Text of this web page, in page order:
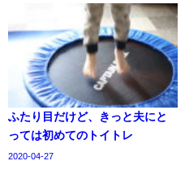
ふたり目だけど、きっと夫にと
っては初めてのトイトレ
2020-04-27